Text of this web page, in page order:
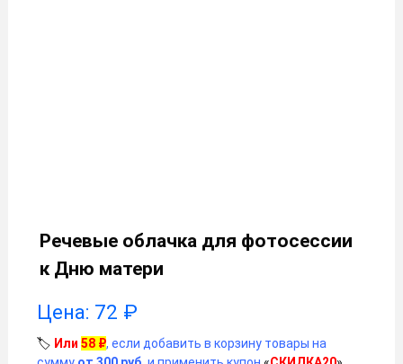
Речевые облачка для фотосессии
к Дню матери
Цена: 72 ₽
🏷️ Или 58 ₽, если добавить в корзину товары на